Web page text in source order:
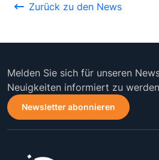
Zurück zu den News
Melden Sie sich für unseren
Neuigkeiten informiert zu
Newsletter abonnieren